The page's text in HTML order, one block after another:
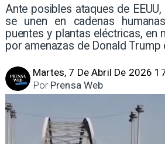
Ante posibles ataques de
se unen en cadenas
puentes y plantas eléctricas, en
por amenazas de Donald Trump
Martes, 7 De Abril De 2026
Prensa Web
Por